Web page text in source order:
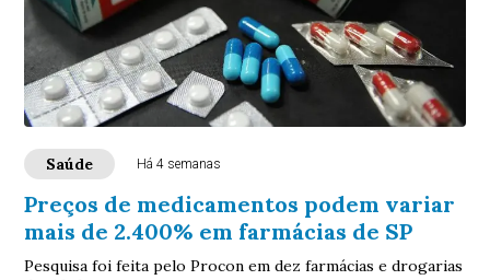
Saúde Há 4 semanas
Preços de medicamentos podem variar
mais de 2.400% em farmácias de SP
Pesquisa foi feita pelo Procon em dez farmácias e drogarias